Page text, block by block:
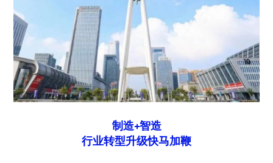
制造+智造
行业转型升级快马加鞭‍